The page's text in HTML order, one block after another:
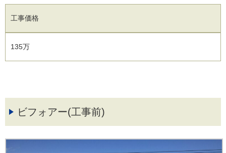
工事価格
135万
ビフォアー(工事前)